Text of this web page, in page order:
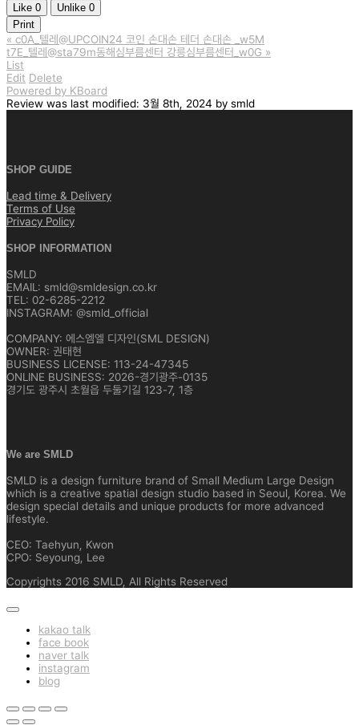
Like 0 Unlike 0
Print
« c0A_텔레@UPCOIN24 코인 손대손 테더 손대손 _w5M
t7E_텔레@sta79m동해심부름센터 강릉심부름센터_w0G »
List
Edit Delete
Powered by KBoard
Review was last modified: 3월 8th, 2024 by smld
SHOP GUIDE
Lead time & Delivery
Terms of Use
Privacy Policy
SHOP INFORMATION
SMLD
EMAIL: smld@smldesign.co.kr
TEL: 02-6285-2212
INSTAGRAM: @smld_official
COMPANY: 에스엠엘 디자인(SML DESIGN)
OWNER: 권태현
BUSINESS LICENSE: 113-24-47345
ONLINE BUSINESS: 2026-경기광주-0135
경기도 광주시 초월읍 두둘기길 123-7, 1층
We are SMLD
SMLD is a design furniture brand of Small Medium Large Design
which is a creative spatial design studio based in Seoul, Korea. We
design special details and unique products for more advanced
lifestyle.
CEO: Taehyun, Kwon
CPO: Seyoung, Lee
Copyrights 2016 SMLD, All Rights Reserved
kakao talk
face book
naver talk
instagram
blog